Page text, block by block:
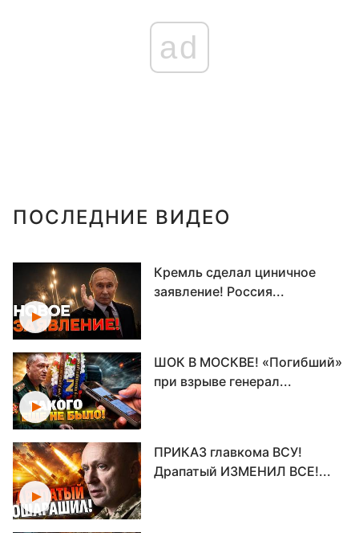
ad
ПОСЛЕДНИЕ ВИДЕО
Кремль сделал циничное
заявление! Россия...
ШОК В МОСКВЕ! «Погибший»
при взрыве генерал...
ПРИКАЗ главкома ВСУ!
Драпатый ИЗМЕНИЛ ВСЕ!...